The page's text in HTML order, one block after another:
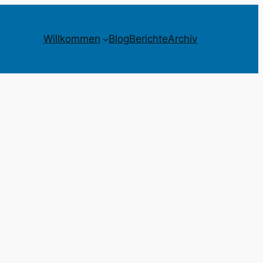
Willkommen BlogBerichteArchiv